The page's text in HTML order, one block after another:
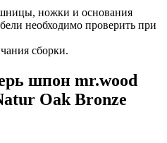
ножки и основания
необходимо проверить при
сборки.
шпон mr.wood
Oak Bronze